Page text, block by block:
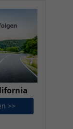
>>